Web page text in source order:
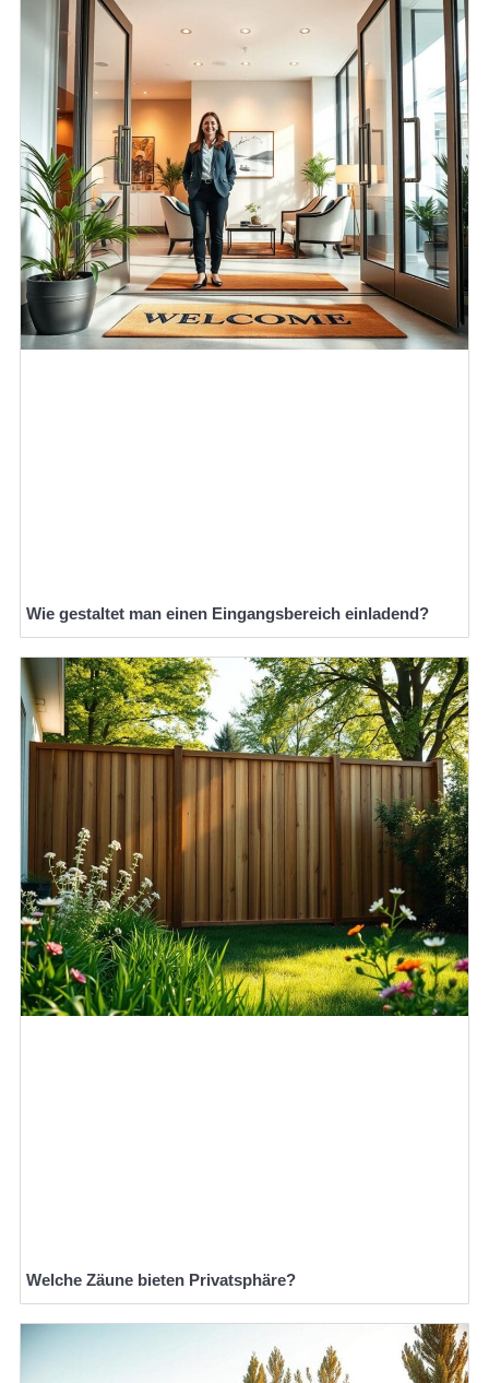
Wie gestaltet man einen Eingangsbereich einladend?
Welche Zäune bieten Privatsphäre?